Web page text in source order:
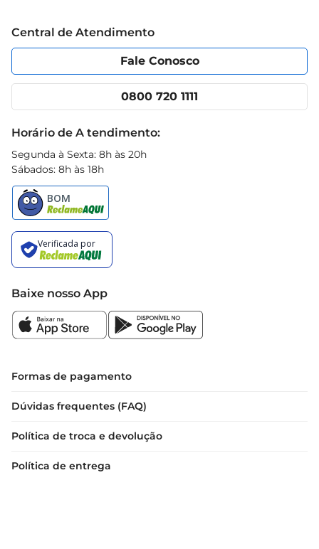
Política de Privacidade
Portal do fornecedor
Cencosud Media
Código de Ética
App Prezunic
Central de Atendimento
Fale Conosco
0800 720 1111
Horário de A tendimento:
Segunda à Sexta: 8h às 20h
Sábados: 8h às 18h
Baixe nosso App
Formas de pagamento
Dúvidas frequentes (FAQ)
Política de troca e devolução
Política de entrega